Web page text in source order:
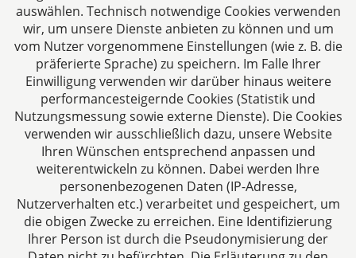
müssen Personen erfüllen,
die derartige Verfahren
durchführen?
gibt es berufliche und fachliche
Qualifikationsanforderungen;
gibt es zur Erlangung dieser Qualifikation eine
gesetzlich geregelte oder anderweitig festgelegte
Ausbildung
In Belgien hat die Commission Fédérale des
auswählen. Technisch notwendige Cookies verwenden
wir, um unsere Dienste anbieten zu können und um
vom Nutzer vorgenommene Einstellungen (wie z. B. die
präferierte Sprache) zu speichern. Im Falle Ihrer
Einwilligung verwenden wir darüber hinaus weitere
performancesteigernde Cookies (Statistik und
Nutzungsmessung sowie externe Dienste). Die Cookies
verwenden wir ausschließlich dazu, unsere Website
Ihren Wünschen entsprechend anpassen und
weiterentwickeln zu können. Dabei werden Ihre
personenbezogenen Daten (IP-Adresse,
Nutzerverhalten etc.) verarbeitet und gespeichert, um
die obigen Zwecke zu erreichen. Eine Identifizierung
Ihrer Person ist durch die Pseudonymisierung der